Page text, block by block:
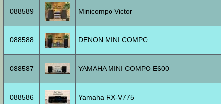
088589 Minicompo Victor
088588 DENON MINI COMPO
088587 YAMAHA MINI COMPO E600
088586 Yamaha RX-V775